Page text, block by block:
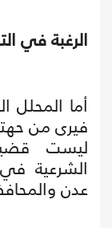
الرغبة في
أما المحلل
فيرى من
ليست
الشرعية
عدن